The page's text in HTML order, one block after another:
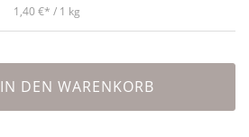
1,40 € / 1 kg
IN DEN WARENKORB